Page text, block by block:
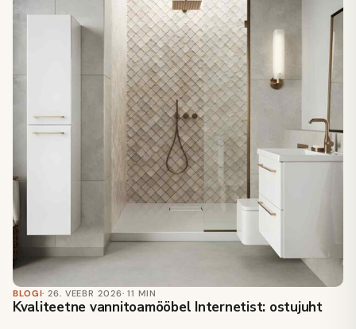
BLOGI· 26. VEEBR 2026· 11 MIN
Kvaliteetne vannitoamööbel Internetist: ostujuht